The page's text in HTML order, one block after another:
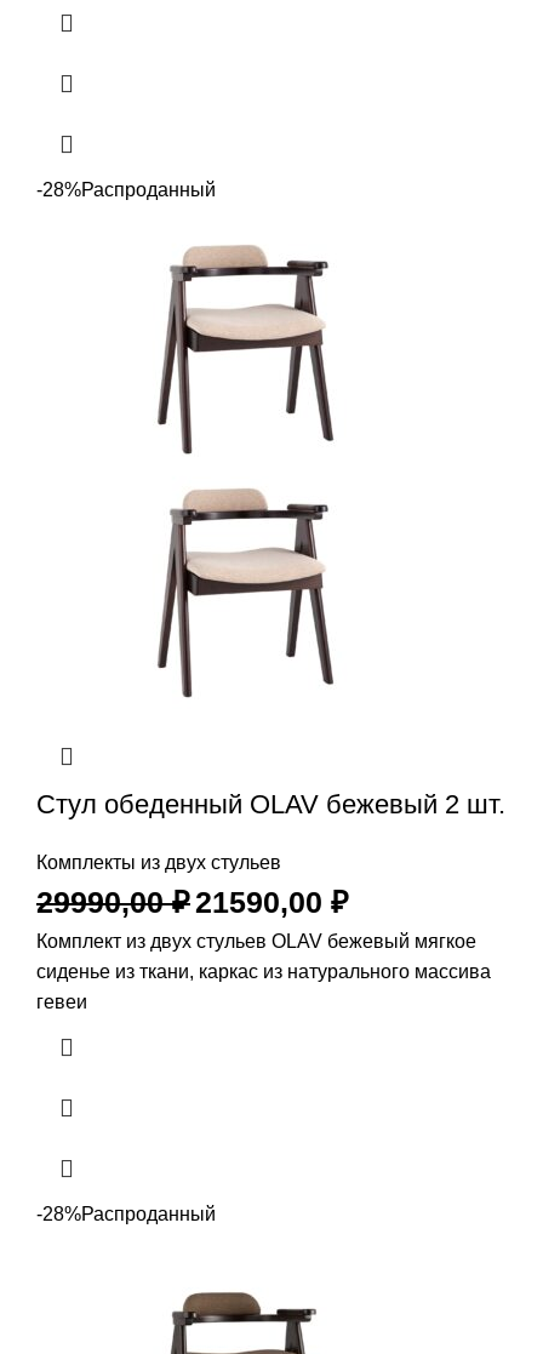
-28%Распроданный
Стул обеденный OLAV бежевый 2 шт.
Комплекты из двух стульев
29990,00₽21590,00 ₽
Комплект из двух стульев OLAV бежевый мягкое
сиденье из ткани, каркас из натурального массива
гевеи
-28%Распроданный